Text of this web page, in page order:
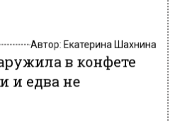
Автор: Екатерина Шахнина
в конфете
и едва не